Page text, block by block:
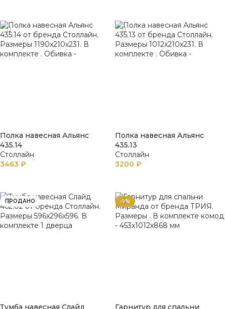
Полка навесная Альянс
435.14
Столлайн
3463 ₽
Полка навесная Альянс
435.13
Столлайн
3200 ₽
ПРОДАНО
Тумба навесная Слайд
-5%
Гарнитур для спальни